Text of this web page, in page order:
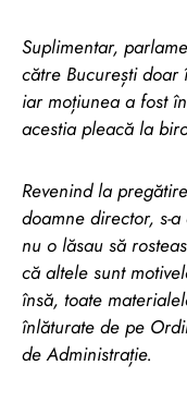
Suplimentar,
către București
iar moțiunea a fost
acestia pleacă la
Revenind la
doamne director, s-
nu o lăsau să
că altele sunt
însă, toate
înlăturate de pe
de Administrație.